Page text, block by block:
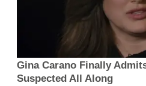
Gina Carano Finally
Suspected All Along